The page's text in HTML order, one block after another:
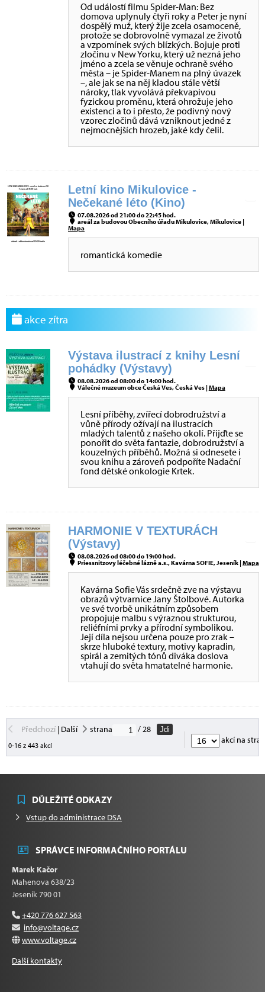
Od událostí filmu Spider-Man: Bez
domova uplynuly čtyři roky a Peter je nyní
dospělý muž, který žije zcela osamoceně,
protože se dobrovolně vymazal ze životů
a vzpomínek svých blízkých. Bojuje proti
zločinu v New Yorku, který už nezná jeho
jméno a zcela se věnuje ochraně svého
města – je Spider-Manem na plný úvazek
–, ale jak se na něj kladou stále větší
nároky, tlak vyvolává překvapivou
fyzickou proměnu, která ohrožuje jeho
existenci a to i přesto, že podivný nový
vzorec zločinů dává vzniknout jedné z
nejmocnějších hrozeb, jaké kdy čelil.
Letní kino Mikulovice -
Nečekané léto (Kino)
07.08.2026 od 21:00 do 22:45 hod.
areál za budovou Obecního úřadu Mikulovice, Mikulovice |
Mapa
romantická komedie
akce zítra
Výstava ilustrací z knihy Lesní
pohádky (Výstavy)
08.08.2026 od 08:00 do 14:00 hod.
Válečné muzeum obce Česká Ves, Česká Ves |Mapa
Lesní příběhy, zvířecí dobrodružství a
vůně přírody ožívají na ilustracích
mladých talentů z našeho okolí. Přijďte se
ponořit do světa fantazie, dobrodružství a
kouzelných příběhů. Možná si odnesete i
svou knihu a zároveň podpoříte Nadační
fond dětské onkologie Krtek.
HARMONIE V TEXTURÁCH
(Výstavy)
08.08.2026 od 08:00 do 19:00 hod.
Priessnitzovy léčebné lázně a.s., Kavárna SOFIE, Jeseník |Mapa
Kavárna Sofie Vás srdečně zve na výstavu
obrazů výtvarnice Jany Štolbové. Autorka
ve své tvorbě unikátním způsobem
propojuje malbu s výraznou strukturou,
reliéfními prvky a přírodní symbolikou.
Její díla nejsou určena pouze pro zrak –
skrze hluboké textury, motivy kapradin,
spirál a zemitých tónů diváka doslova
vtahují do světa hmatatelné harmonie.
Předchozí| Další strana / 28
Jdi
0-16 z 443 akcí
akcí na
DŮLEŽITÉ ODKAZY
Vstup do administrace DSA
SPRÁVCE INFORMAČNÍHO PORTÁLU
Marek Kačor
Mahenova 638/23
Jeseník 790 01
+420 776 627 563
info@voltage.cz
www.voltage.cz
Další kontakty